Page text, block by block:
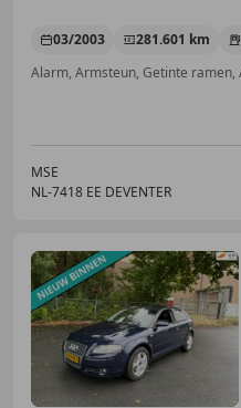
03/2003 281.601 km
MSE
NL-7418 EE DEVENTER